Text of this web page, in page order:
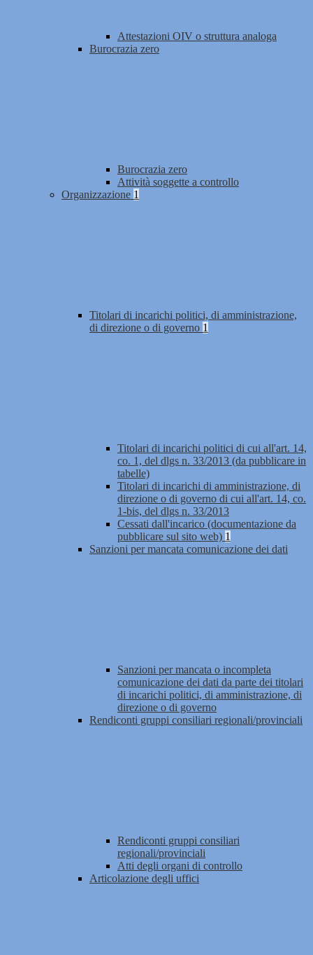
Attestazioni OIV o struttura analoga
Burocrazia zero
Burocrazia zero
Attività soggette a controllo
Organizzazione 1
Titolari di incarichi politici, di amministrazione,
di direzione o di governo 1
Titolari di incarichi politici di cui all'art. 14,
co. 1, del dlgs n. 33/2013 (da pubblicare in
tabelle)
Titolari di incarichi di amministrazione, di
direzione o di governo di cui all'art. 14, co.
1-bis, del dlgs n. 33/2013
Cessati dall'incarico (documentazione da
pubblicare sul sito web) 1
Sanzioni per mancata comunicazione dei dati
Sanzioni per mancata o incompleta
comunicazione dei dati da parte dei titolari
di incarichi politici, di amministrazione, di
direzione o di governo
Rendiconti gruppi consiliari regionali/provinciali
Rendiconti gruppi consiliari
regionali/provinciali
Atti degli organi di controllo
Articolazione degli uffici